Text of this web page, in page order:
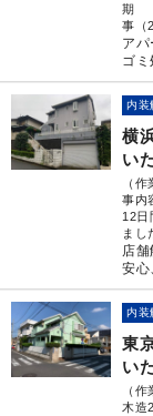
期
事（
アパ
ゴ
内装
横
い
（
事
12日
まし
店舗
安心
内装
東
い
（
木